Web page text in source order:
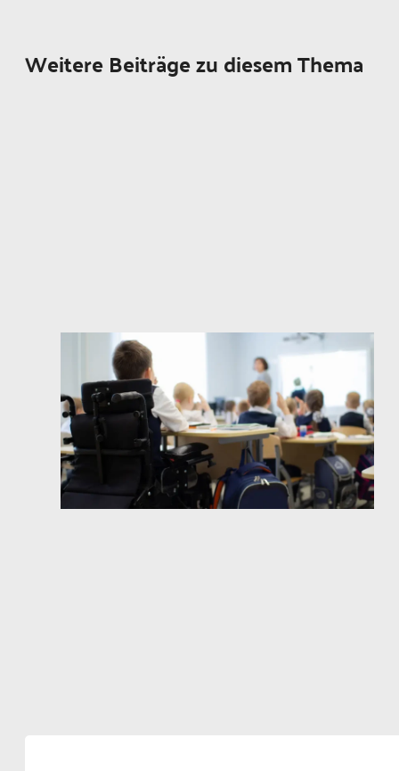
Weitere Beiträge zu diesem Thema